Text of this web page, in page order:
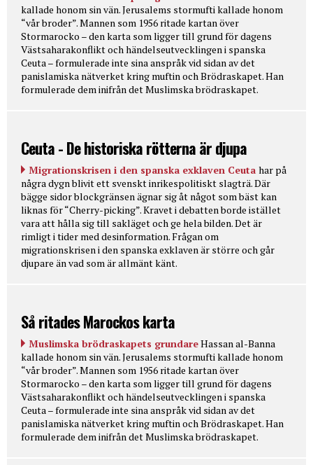
kallade honom sin vän. Jerusalems stormufti kallade honom
“vår broder”. Mannen som 1956 ritade kartan över
Stormarocko – den karta som ligger till grund för dagens
Västsaharakonflikt och händelseutvecklingen i spanska
Ceuta – formulerade inte sina anspråk vid sidan av det
panislamiska nätverket kring muftin och Brödraskapet. Han
formulerade dem inifrån det Muslimska brödraskapet.
Ceuta - De historiska rötterna är djupa
Migrationskrisen i den spanska exklaven Ceuta har på
några dygn blivit ett svenskt inrikespolitiskt slagträ. Där
bägge sidor blockgränsen ägnar sig åt något som bäst kan
liknas för “Cherry-picking”. Kravet i debatten borde istället
vara att hålla sig till sakläget och ge hela bilden. Det är
rimligt i tider med desinformation. Frågan om
migrationskrisen i den spanska exklaven är större och går
djupare än vad som är allmänt känt.
Så ritades Marockos karta
Muslimska brödraskapets grundareHassan al-Banna
kallade honom sin vän. Jerusalems stormufti kallade honom
“vår broder”. Mannen som 1956 ritade kartan över
Stormarocko – den karta som ligger till grund för dagens
Västsaharakonflikt och händelseutvecklingen i spanska
Ceuta – formulerade inte sina anspråk vid sidan av det
panislamiska nätverket kring muftin och Brödraskapet. Han
formulerade dem inifrån det Muslimska brödraskapet.